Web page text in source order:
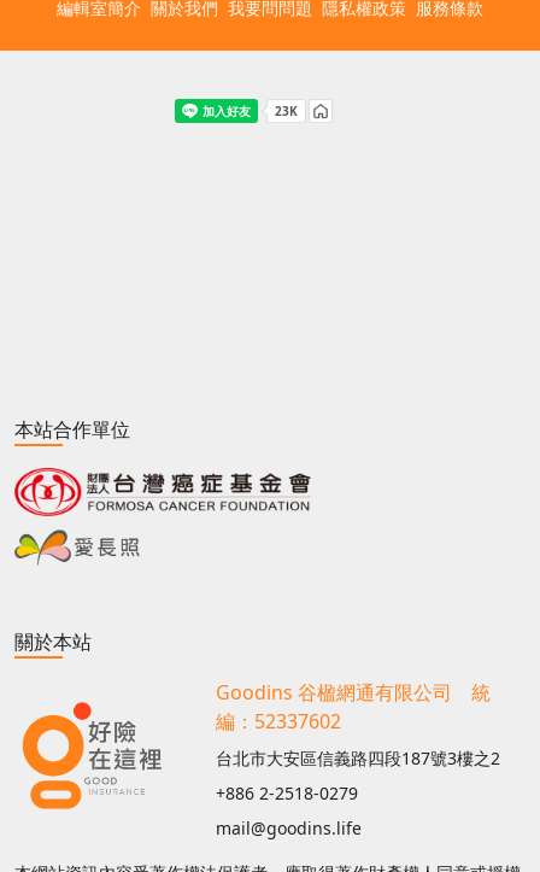
編輯室簡介 關於我們 我要問問題 隱私權政策 服務條款
本站合作單位
關於本站
Goodins 谷楹網通有限公司 統
編：52337602
台北市大安區信義路四段187號3樓之2
+886 2-2518-0279
mail@goodins.life